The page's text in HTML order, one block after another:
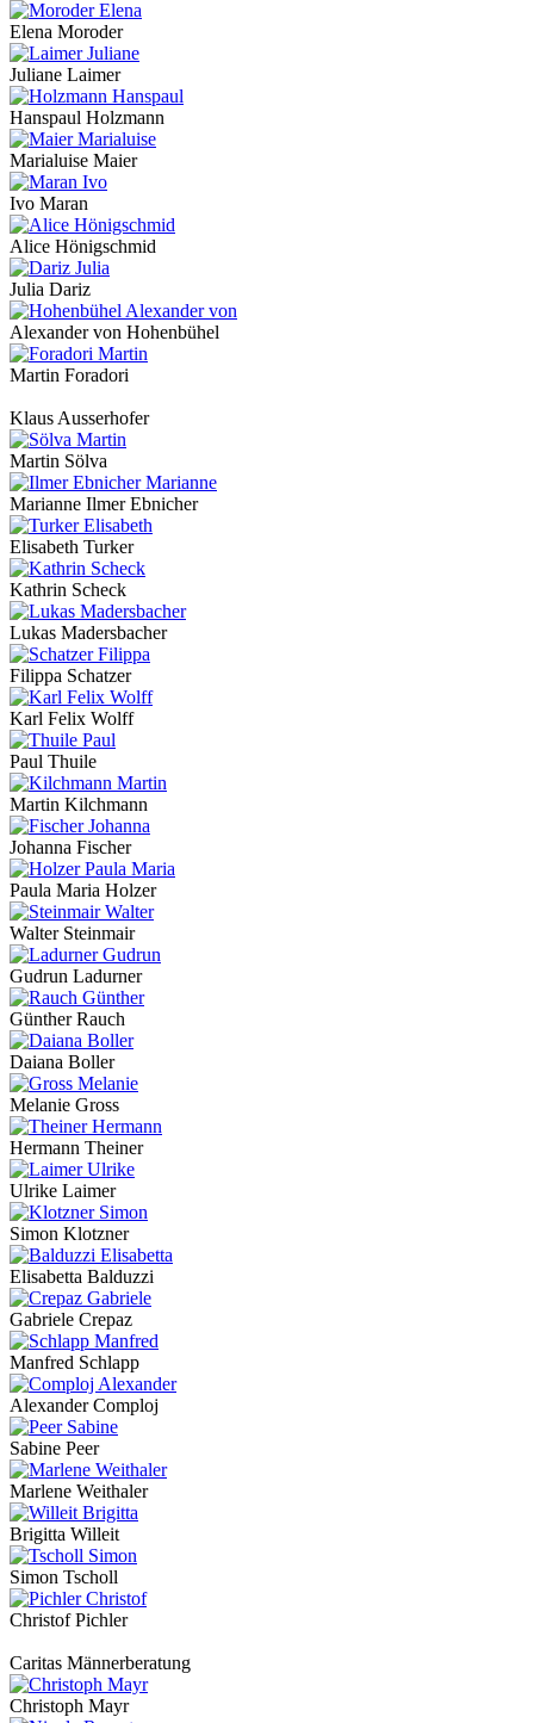
Elena Moroder
Juliane Laimer
Hanspaul Holzmann
Marialuise Maier
Ivo Maran
Alice Hönigschmid
Julia Dariz
Alexander von Hohenbühel
Martin Foradori
Klaus Ausserhofer
Martin Sölva
Marianne Ilmer Ebnicher
Elisabeth Turker
Kathrin Scheck
Lukas Madersbacher
Filippa Schatzer
Karl Felix Wolff
Paul Thuile
Martin Kilchmann
Johanna Fischer
Paula Maria Holzer
Walter Steinmair
Gudrun Ladurner
Günther Rauch
Daiana Boller
Melanie Gross
Hermann Theiner
Ulrike Laimer
Simon Klotzner
Elisabetta Balduzzi
Gabriele Crepaz
Manfred Schlapp
Alexander Comploj
Sabine Peer
Marlene Weithaler
Brigitta Willeit
Simon Tscholl
Christof Pichler
Caritas Männerberatung
Christoph Mayr